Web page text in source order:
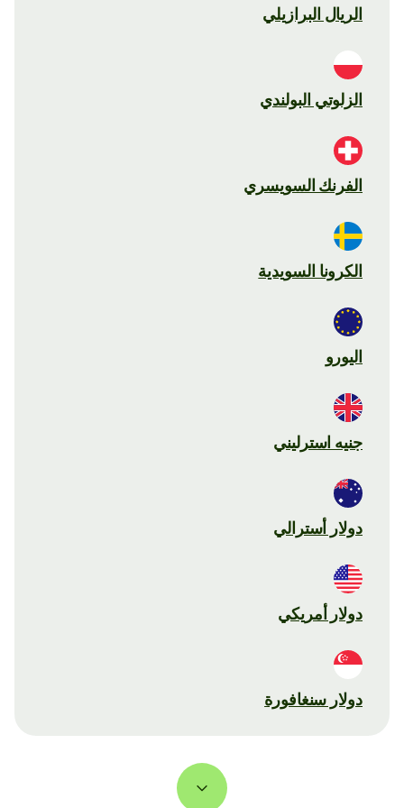
الريال البرازيلي
الزلوتي البولندي
الفرنك السويسري
الكرونا السويدية
اليورو
جنيه استرليني
دولار أسترالي
دولار أمريكي
دولار سنغافورة